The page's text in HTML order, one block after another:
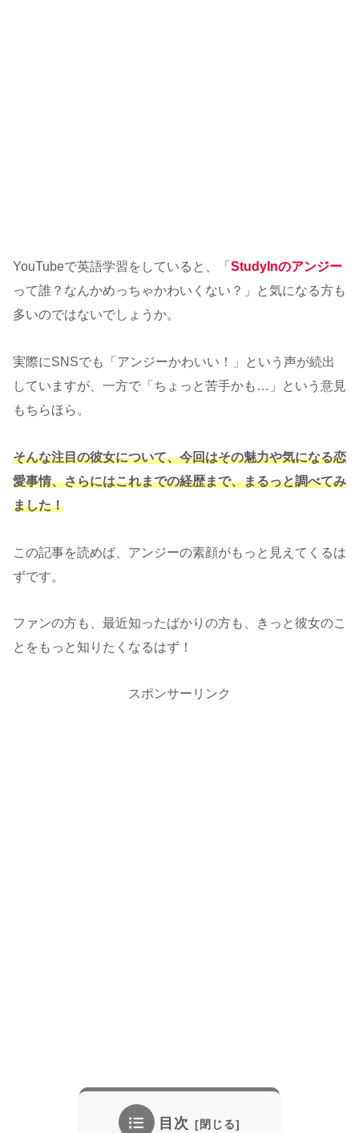
YouTubeで英語学習をしていると、「 StudyInのアンジー
って誰？なんかめっちゃかわいくない？」と気になる方も
多いのではないでしょうか。
実際にSNSでも「アンジーかわいい！」という声が続出
していますが、一方で「ちょっと苦手かも…」という意見
もちらほら。
そんな注目の彼女について、今回はその魅力や気になる恋
愛事情、さらにはこれまでの経歴まで、まるっと調べてみ
ました！
この記事を読めば、アンジーの素顔がもっと見えてくるは
ずです。
ファンの方も、最近知ったばかりの方も、きっと彼女のこ
とをもっと知りたくなるはず！
スポンサーリンク
目次